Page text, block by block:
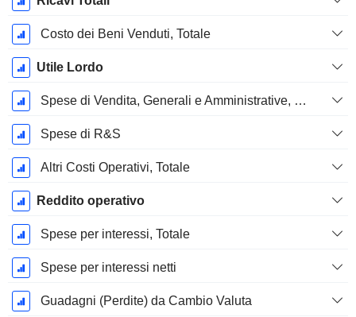
Costo dei Beni Venduti, Totale
Utile Lordo
Spese di Vendita, Generali e Amministrative, Totale
Spese di R&S
Altri Costi Operativi, Totale
Reddito operativo
Spese per interessi, Totale
Spese per interessi netti
Guadagni (Perdite) da Cambio Valuta